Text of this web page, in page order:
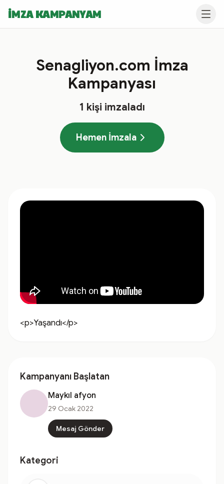
İMZA KAMPANYAM
Senagliyon.com İmza
Kampanyası
1 kişi imzaladı
Hemen İmzala
<p>Yaşandı</p>
Kampanyanı Başlatan
Maykıl afyon
29 Ocak 2022
Mesaj Gönder
Kategori